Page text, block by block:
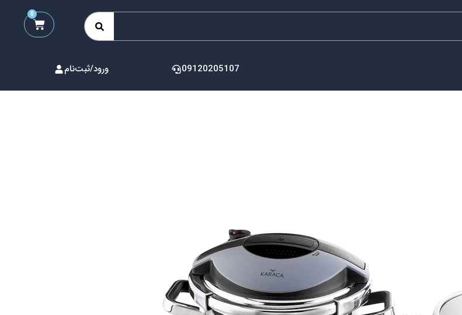
0
09120205107 ورود/ثبت‌نام